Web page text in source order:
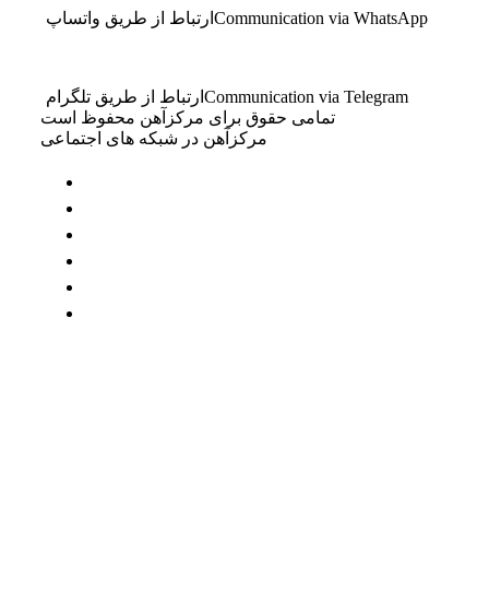
ارتباط از طریق واتساپ Communication via WhatsApp
ارتباط از طریق تلگرام Communication via Telegram
تمامی حقوق برای مرکزآهن محفوظ است
مرکزآهن در شبکه های اجتماعی